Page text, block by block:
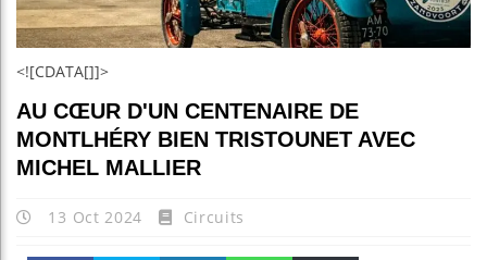
<![CDATA[]]>
AU CŒUR D'UN CENTENAIRE DE
MONTLHÉRY BIEN TRISTOUNET AVEC
MICHEL MALLIER
13 Oct 2024 Circuits